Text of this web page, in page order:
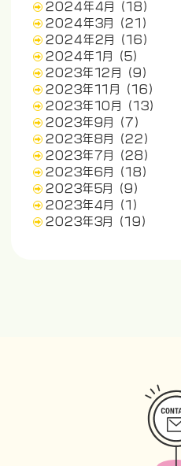
2024年4月
(18)
2024年3月
(21)
2024年2月
(16)
2024年1月
(5)
2023年12月
(9)
2023年11月
(16)
2023年10月
(13)
2023年9月
(7)
2023年8月
(22)
2023年7月
(28)
2023年6月
(18)
2023年5月
(9)
2023年4月
(1)
2023年3月
(19)